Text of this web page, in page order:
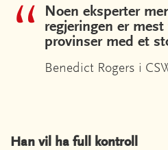
Noen eksperter
regjeringen er
provinser med et
Benedict Rogers i
Han vil ha full kontroll